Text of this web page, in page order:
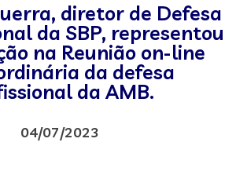
diretor de Defesa
da SBP, representou
na Reunião on-line
da defesa
da AMB.
04/07/2023